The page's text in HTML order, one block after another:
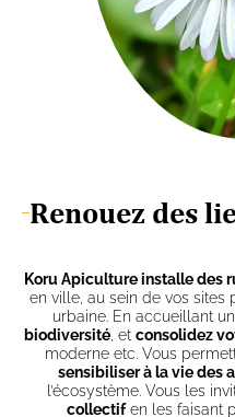
Renouez des
Koru Apiculture installe des
en ville, au sein de vos sites
urbaine. En accueillant
biodiversité, et consolidez
moderne etc. Vous
sensibiliser à la vie des
l’écosystème. Vous les
collectifen les faisant